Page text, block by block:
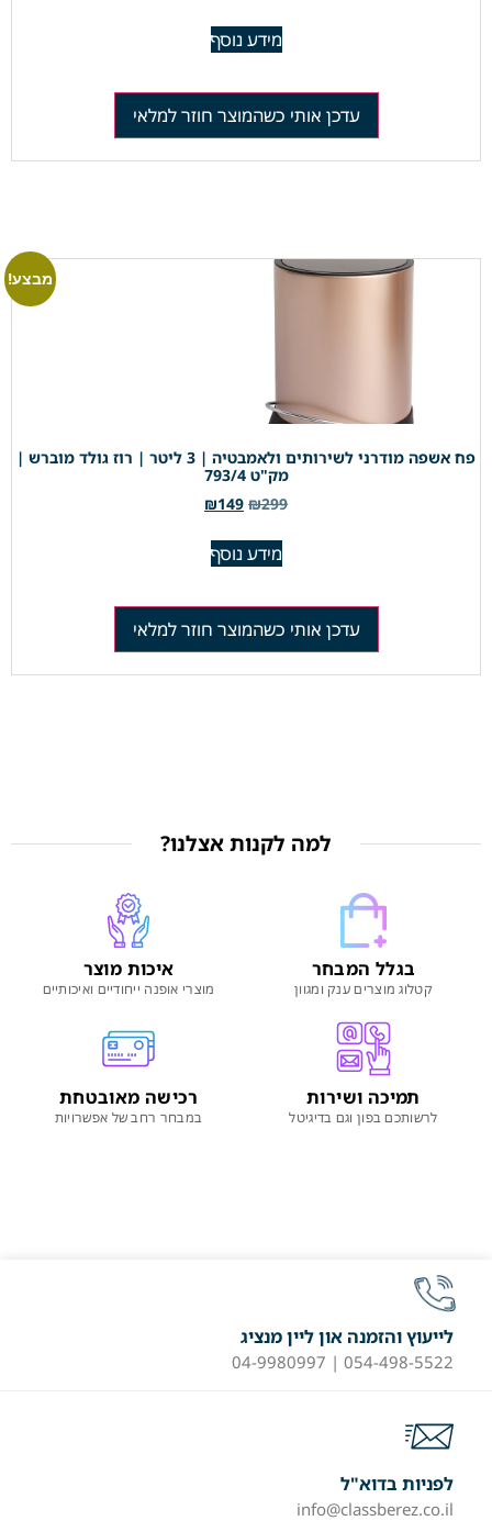
מידע נוסף
עדכן אותי כשהמוצר חוזר למלאי
מבצע!
פח אשפה מודרני לשירותים ולאמבטיה | 3 ליטר | רוז גולד מוברש |
מק"ט 793/4
₪299
₪149
מידע נוסף
עדכן אותי כשהמוצר חוזר למלאי
למה לקנות אצלנו?
בגלל המבחר
קטלוג מוצרים ענק ומגוון
איכות מוצר
מוצרי אופנה ייחודיים ואיכותיים
תמיכה ושירות
לרשותכם בפון וגם בדיגיטל
רכישה מאובטחת
במבחר רחב של אפשרויות
לייעוץ והזמנה און ליין מנציג
054-498-5522 | 04-9980997
לפניות בדוא"ל
info@classberez.co.il